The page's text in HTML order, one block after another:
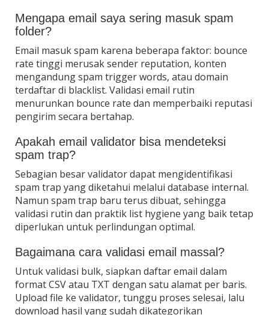
Mengapa email saya sering masuk spam
folder?
Email masuk spam karena beberapa faktor: bounce
rate tinggi merusak sender reputation, konten
mengandung spam trigger words, atau domain
terdaftar di blacklist. Validasi email rutin
menurunkan bounce rate dan memperbaiki reputasi
pengirim secara bertahap.
Apakah email validator bisa mendeteksi
spam trap?
Sebagian besar validator dapat mengidentifikasi
spam trap yang diketahui melalui database internal.
Namun spam trap baru terus dibuat, sehingga
validasi rutin dan praktik list hygiene yang baik tetap
diperlukan untuk perlindungan optimal.
Bagaimana cara validasi email massal?
Untuk validasi bulk, siapkan daftar email dalam
format CSV atau TXT dengan satu alamat per baris.
Upload file ke validator, tunggu proses selesai, lalu
download hasil yang sudah dikategorikan